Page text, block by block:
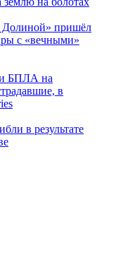
пришёл
с «вечными»
БПЛА на
в
в результате